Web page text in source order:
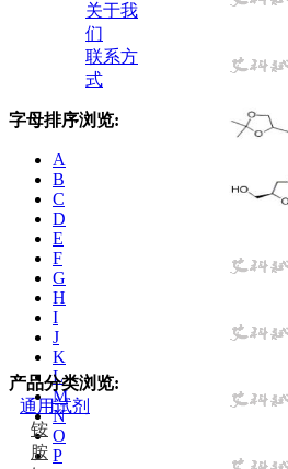
关于我
们
联系方
式
字母排序浏览:
A
B
C
D
E
F
G
H
I
J
K
L
M
N
O
P
产品分类浏览:
通用试剂
铵
胺